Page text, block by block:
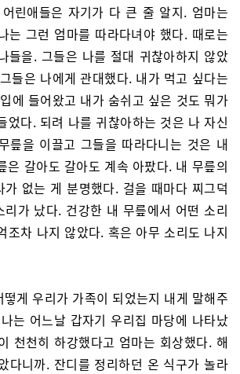
린애들은 자기가 다 큰 줄 알지. 엄마는
는 그런 엄마를 따라다녀야 했다. 때로는
들을. 그들은 나를 절대 귀찮아하지 않았
들은 나에게 관대했다. 내가 먹고 싶다는
에 들어왔고 내가 숨쉬고 싶은 것도 뭐가
었다. 되려 나를 귀찮아하는 것은 나 자신
릎을 이끌고 그들을 따라다니는 것은 내
은 갈아도 갈아도 계속 아팠다. 내 무릎의
가 없는 게 분명했다. 걸을 때마다 찌그덕
리가 났다. 건강한 내 무릎에서 어떤 소리
조차 나지 않았다. 혹은 아무 소리도 나지
게 우리가 가족이 되었는지 내게 말해주
는 어느날 갑자기 우리집 마당에 나타났
천천히 하강했다고 엄마는 회상했다. 해
다니까. 잔디를 정리하던 온 식구가 놀라